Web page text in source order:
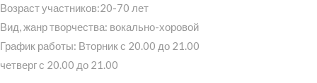
Возраст участников:20-70 лет
Вид, жанр творчества: вокально-хоровой
График работы: Вторник с 20.00 до 21.00
четверг с 20.00 до 21.00